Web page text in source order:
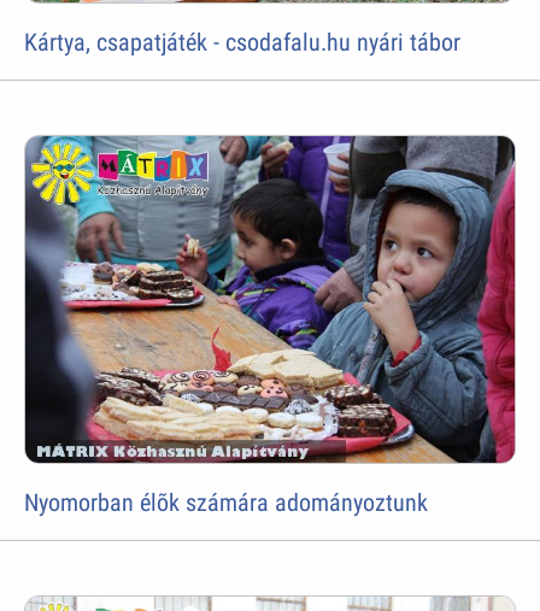
Kártya, csapatjáték - csodafalu.hu nyári tábor
Nyomorban élõk számára adományoztunk